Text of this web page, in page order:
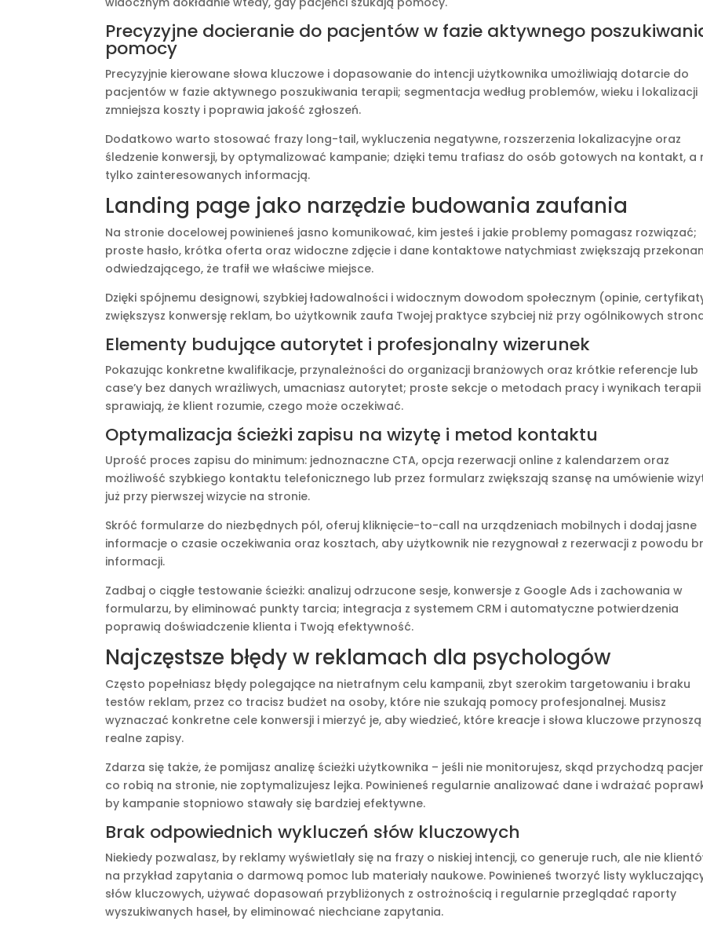
Precyzyjne docieranie do pacjentów w fazie aktywnego
pomocy
Precyzyjnie kierowane słowa kluczowe i dopasowanie do intencji użytkownika umożliwiają dotarcie do
pacjentów w fazie aktywnego poszukiwania terapii; segmentacja według problemów, wieku i lokalizacji
zmniejsza koszty i poprawia jakość zgłoszeń.
Dodatkowo warto stosować frazy long-tail, wykluczenia negatywne, rozszerzenia lokalizacyjne oraz
śledzenie konwersji, by optymalizować kampanie; dzięki temu trafiasz do osób gotowych na kontakt, a
tylko zainteresowanych informacją.
Landing page jako narzędzie budowania zaufania
Na stronie docelowej powinieneś jasno komunikować, kim jesteś i jakie problemy pomagasz rozwiązać;
proste hasło, krótka oferta oraz widoczne zdjęcie i dane kontaktowe natychmiast zwiększają
odwiedzającego, że trafił we właściwe miejsce.
Dzięki spójnemu designowi, szybkiej ładowalności i widocznym dowodom społecznym (opinie,
zwiększysz konwersję reklam, bo użytkownik zaufa Twojej praktyce szybciej niż przy ogólnikowych
Elementy budujące autorytet i profesjonalny wizerunek
Pokazując konkretne kwalifikacje, przynależności do organizacji branżowych oraz krótkie referencje lub
case’y bez danych wrażliwych, umacniasz autorytet; proste sekcje o metodach pracy i wynikach terapii
sprawiają, że klient rozumie, czego może oczekiwać.
Optymalizacja ścieżki zapisu na wizytę i metod kontaktu
Uprość proces zapisu do minimum: jednoznaczne CTA, opcja rezerwacji online z kalendarzem oraz
możliwość szybkiego kontaktu telefonicznego lub przez formularz zwiększają szansę na umówienie
już przy pierwszej wizycie na stronie.
Skróć formularze do niezbędnych pól, oferuj kliknięcie-to-call na urządzeniach mobilnych i dodaj jasne
informacje o czasie oczekiwania oraz kosztach, aby użytkownik nie rezygnował z rezerwacji z powodu
informacji.
Zadbaj o ciągłe testowanie ścieżki: analizuj odrzucone sesje, konwersje z Google Ads i zachowania w
formularzu, by eliminować punkty tarcia; integracja z systemem CRM i automatyczne potwierdzenia
poprawią doświadczenie klienta i Twoją efektywność.
Najczęstsze błędy w reklamach dla psychologów
Często popełniasz błędy polegające na nietrafnym celu kampanii, zbyt szerokim targetowaniu i braku
testów reklam, przez co tracisz budżet na osoby, które nie szukają pomocy profesjonalnej. Musisz
wyznaczać konkretne cele konwersji i mierzyć je, aby wiedzieć, które kreacje i słowa kluczowe przynoszą
realne zapisy.
Zdarza się także, że pomijasz analizę ścieżki użytkownika – jeśli nie monitorujesz, skąd przychodzą
co robią na stronie, nie zoptymalizujesz lejka. Powinieneś regularnie analizować dane i wdrażać
by kampanie stopniowo stawały się bardziej efektywne.
Brak odpowiednich wykluczeń słów kluczowych
Niekiedy pozwalasz, by reklamy wyświetlały się na frazy o niskiej intencji, co generuje ruch, ale nie
na przykład zapytania o darmową pomoc lub materiały naukowe. Powinieneś tworzyć listy
słów kluczowych, używać dopasowań przybliżonych z ostrożnością i regularnie przeglądać raporty
wyszukiwanych haseł, by eliminować niechciane zapytania.